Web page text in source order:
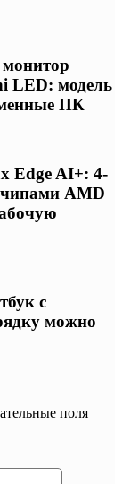
LED: модель
ПК
Edge AI+: 4-
AMD
с
можно
поля